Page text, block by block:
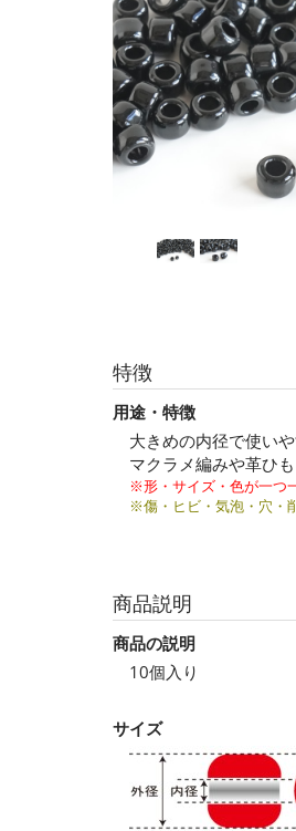
特徴
用途・特徴
大きめの内径で使い
マクラメ編みや革ひ
※形・サイズ・色が一つ
※傷・ヒビ・気泡・穴・
商品説明
商品の説明
10個入り
サイズ